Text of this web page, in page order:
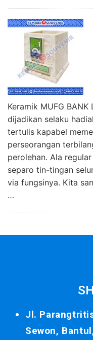
Keramik MUFG
dijadikan selaku
tertulis kapabel
perseorangan
perolehan. Ala
separo tin-tingan
via fungsinya. Kita
…
Jl.
Sewon,